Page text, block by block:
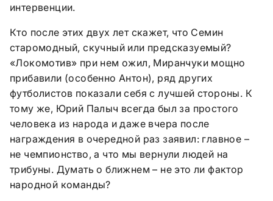
интервенции.
Кто после этих двух лет скажет, что Семин
старомодный, скучный или предсказуемый?
«Локомотив» при нем ожил, Миранчуки мощно
прибавили (особенно Антон), ряд других
футболистов показали себя с лучшей стороны. К
тому же, Юрий Палыч всегда был за простого
человека из народа и даже вчера после
награждения в очередной раз заявил: главное –
не чемпионство, а что мы вернули людей на
трибуны. Думать о ближнем – не это ли фактор
народной команды?